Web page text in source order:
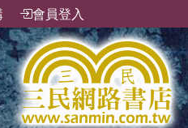
會員登入